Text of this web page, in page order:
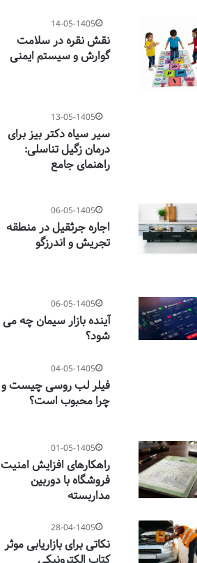
14-05-1405
نقش نقره در سلامت
گوارش و سیستم ایمنی
13-05-1405
سیر سیاه دکتر بیز برای
درمان زگیل تناسلی:
راهنمای جامع
06-05-1405
اجاره جرثقیل در منطقه
تجریش و اندرزگو
06-05-1405
آینده بازار سیمان چه می
شود؟
04-05-1405
فیلر لب روسی چیست و
چرا محبوب است؟
01-05-1405
راهکارهای افزایش امنیت
فروشگاه با دوربین
مداربسته
28-04-1405
نکاتی برای بازاریابی موثر